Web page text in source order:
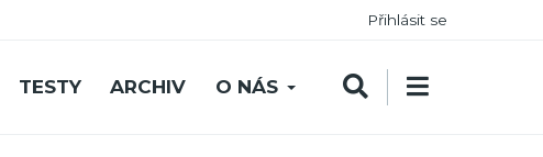
Přihlásit se
TESTY ARCHIV O NÁS